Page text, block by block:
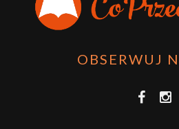
OBSERWUJ